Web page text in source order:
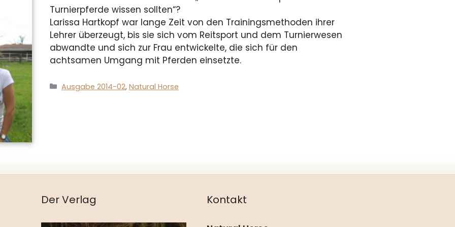
Turnierpferde wissen sollten“?
Larissa Hartkopf war lange Zeit von den Trainingsmethoden ihrer
Lehrer überzeugt, bis sie sich vom Reitsport und dem Turnierwesen
abwandte und sich zur Frau entwickelte, die sich für den
achtsamen Umgang mit Pferden einsetzte.
Kategorien
Ausgabe 2014-02,Natural Horse
Der Verlag Kontakt